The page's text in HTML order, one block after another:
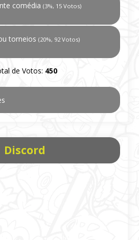
comédia (3%, 15 Votos)
torneios (20%, 92 Votos)
de Votos: 450
Discord